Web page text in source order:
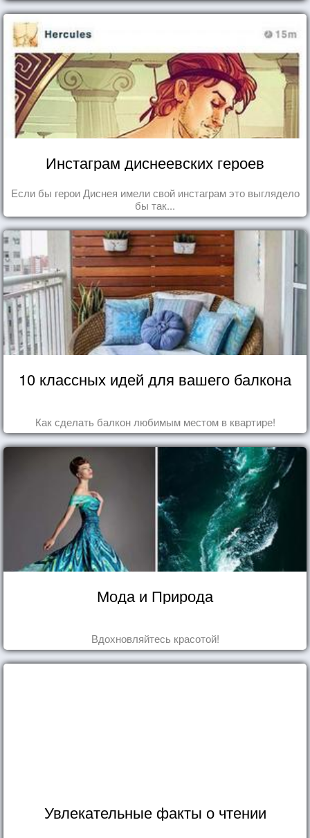
Инстаграм диснеевских героев
Если бы герои Диснея имели свой инстаграм это выглядело
бы так...
10 классных идей для вашего балкона
Как сделать балкон любимым местом в квартире!
Мода и Природа
Вдохновляйтесь красотой!
Увлекательные факты о чтении